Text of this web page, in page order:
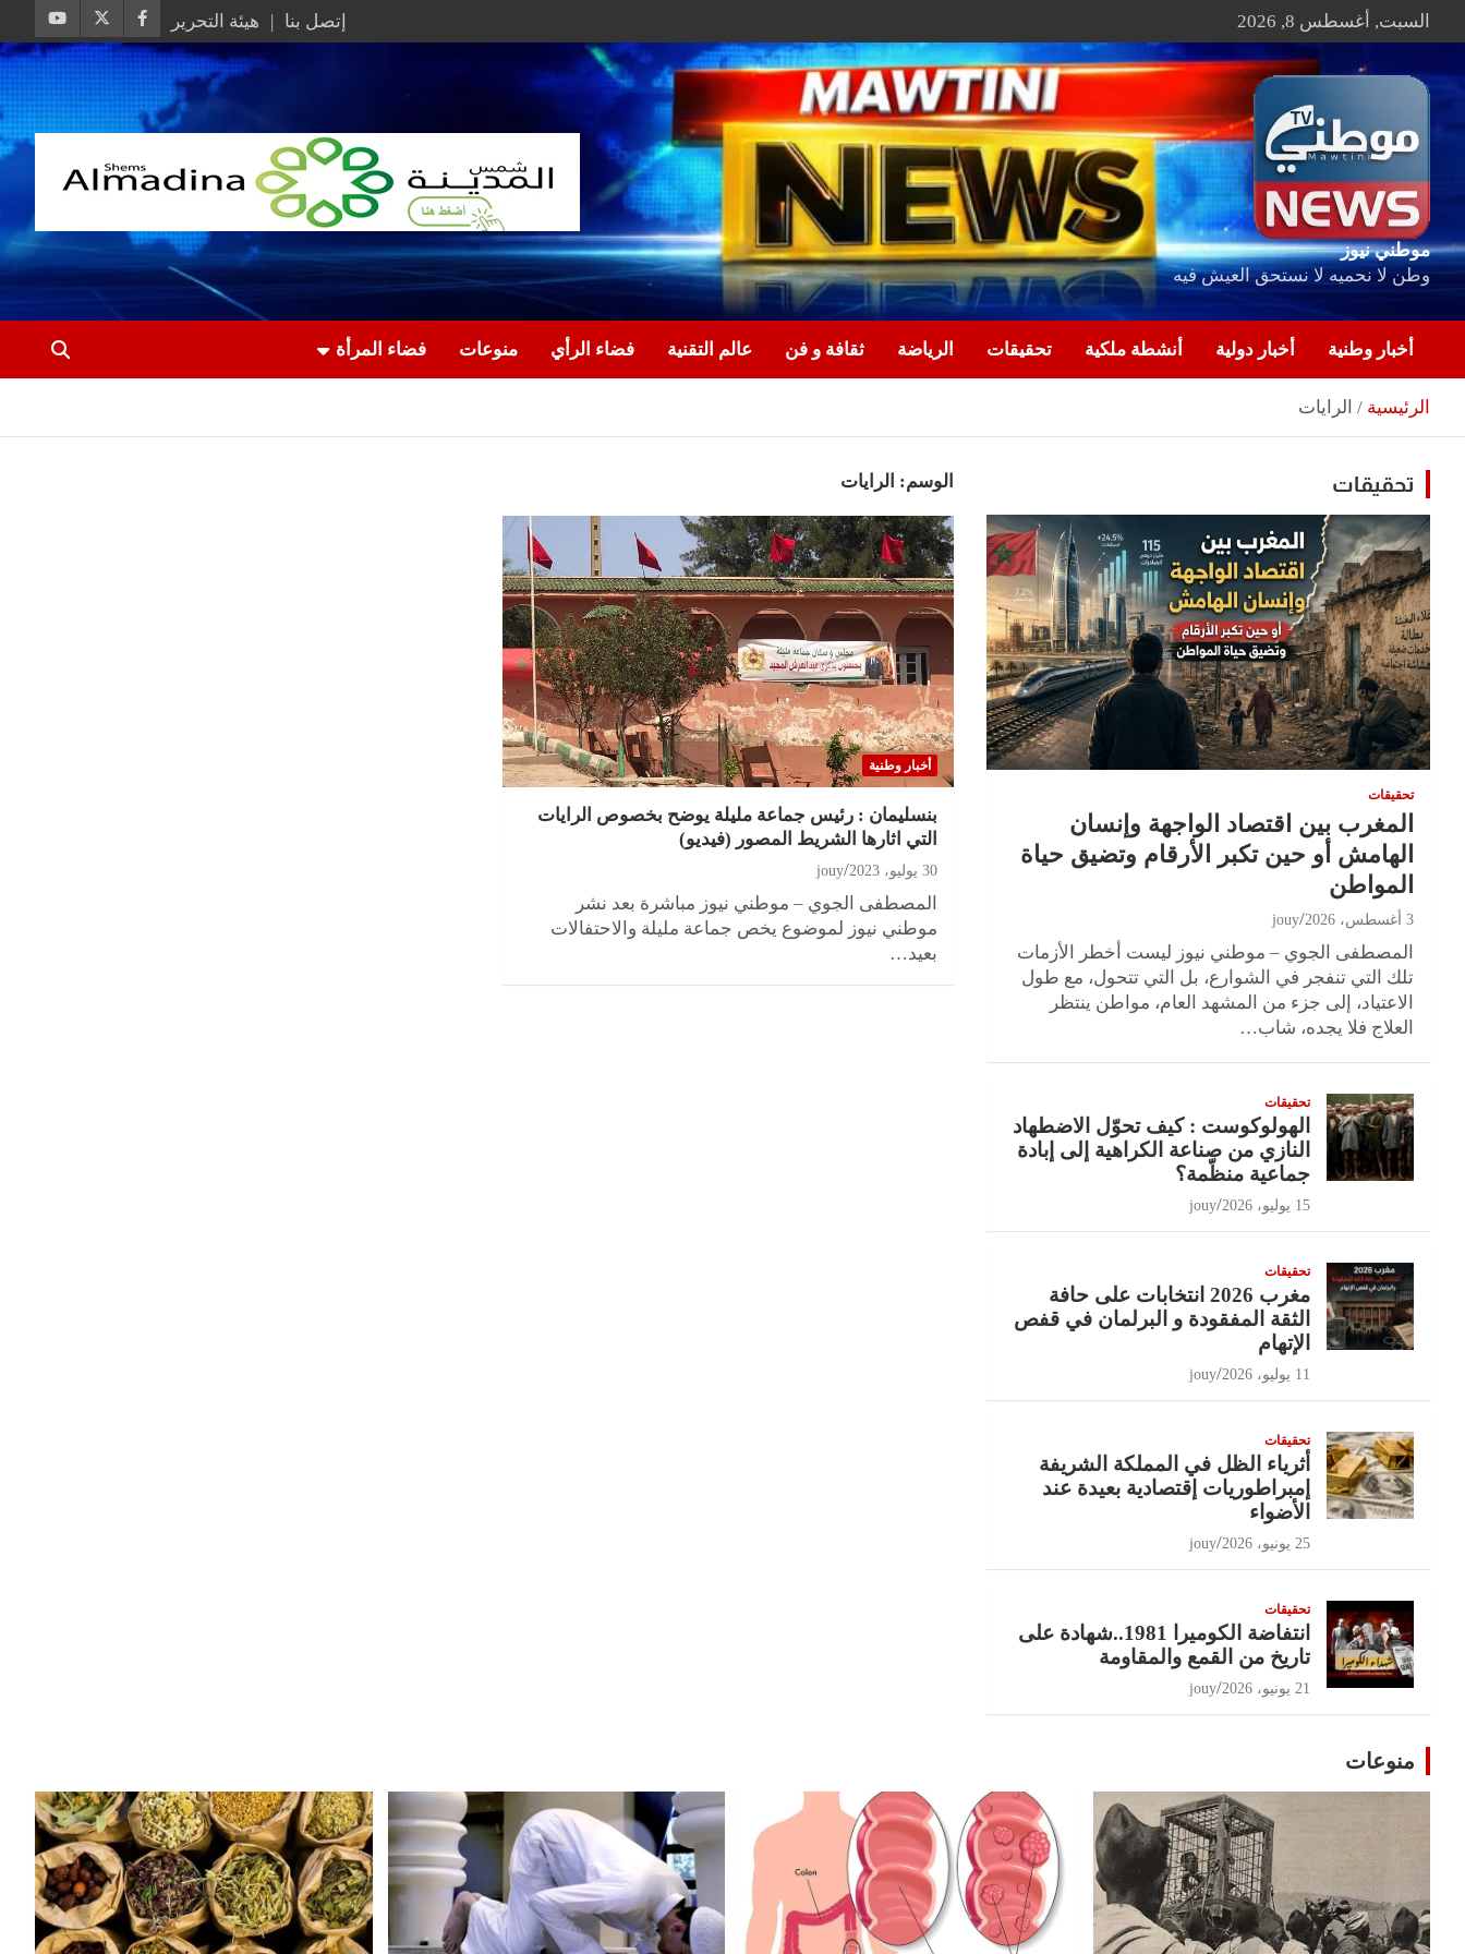
السبت, أغسطس 8, 2026 إتصل بنا هيئة التحرير
موطني نيوز
وطن لا نحميه لا نستحق العيش فيه
أخبار وطنية أخبار دولية أنشطة ملكية تحقيقات الرياضة ثقافة و فن عالم التقنية فضاء الرأي منوعات فضاء المرأة
الرئيسية الرايات
الوسم: الرايات
أخبار وطنية
بنسليمان : رئيس جماعة مليلة يوضح بخصوص الرايات
التي اثارها الشريط المصور (فيديو)
30 يوليو، 2023 jouy
المصطفى الجوي – موطني نيوز مباشرة بعد نشر
موطني نيوز لموضوع يخص جماعة مليلة والاحتفالات
بعيد…
تحقيقات
تحقيقات
المغرب بين اقتصاد الواجهة وإنسان
الهامش أو حين تكبر الأرقام وتضيق حياة
المواطن
3 أغسطس، 2026 jouy
المصطفى الجوي – موطني نيوز ليست أخطر الأزمات
تلك التي تنفجر في الشوارع، بل التي تتحول، مع طول
الاعتياد، إلى جزء من المشهد العام، مواطن ينتظر
العلاج فلا يجده، شاب…
تحقيقات
الهولوكوست : كيف تحوّل الاضطهاد
النازي من صناعة الكراهية إلى إبادة
جماعية منظّمة؟
15 يوليو، 2026 jouy
تحقيقات
مغرب 2026 انتخابات على حافة
الثقة المفقودة و البرلمان في قفص
الإتهام
11 يوليو، 2026 jouy
تحقيقات
أثرياء الظل في المملكة الشريفة
إمبراطوريات إقتصادية بعيدة عند
الأضواء
25 يونيو، 2026 jouy
تحقيقات
انتفاضة الكوميرا 1981..شهادة على
تاريخ من القمع والمقاومة
21 يونيو، 2026 jouy
منوعات